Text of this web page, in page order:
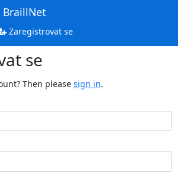
BraillNet
Zaregistrovat se
se
Then please sign in.